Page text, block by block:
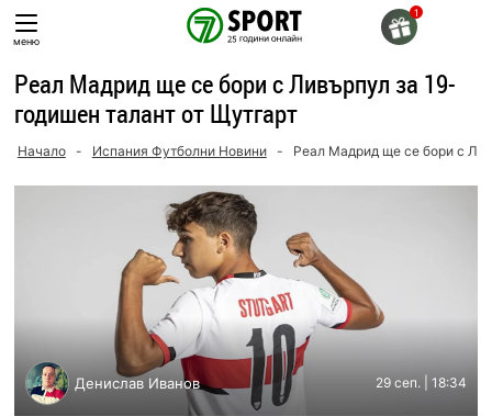
Skip
toменю
Реал Мадрид ще се бори с Ливърпул за 19-
годишен талант от Щутгарт
Начало - Испания Футболни Новини - Реал Мадрид ще се бори с
Денислав Иванов 29 сеп. | 18:34